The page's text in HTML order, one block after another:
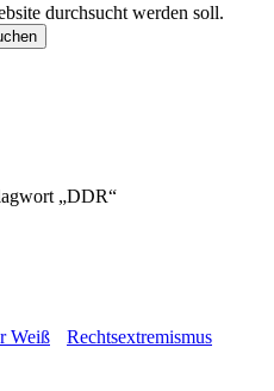
durchsucht werden soll.
„DDR“
Weiß
Rechtsextremismus